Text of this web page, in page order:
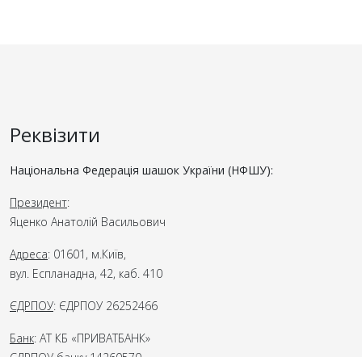
Реквізити
Національна Федерація шашок України (НФШУ):
Президент:
Яценко Анатолій Васильович
Адреса: 01601, м.Київ,
вул. Еспланадна, 42, каб. 410
ЄДРПОУ: ЄДРПОУ 26252466
Банк: АТ КБ «ПРИВАТБАНК»